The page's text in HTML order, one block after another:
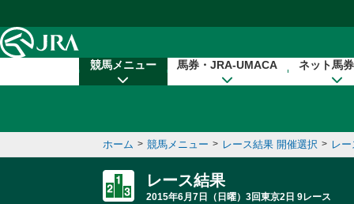
競馬メニュー 馬券・JRA-UMACA ネット馬
ホーム > 競馬メニュー > レース結果 開催選択 > レ
レース結果
2015年6月7日（日曜）3回東京2日 9レース